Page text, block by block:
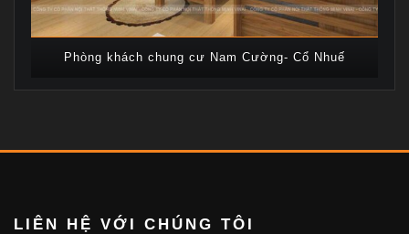
Phòng khách chung cư Nam Cường- Cổ Nhuế
LIÊN HỆ VỚI CHÚNG TÔI